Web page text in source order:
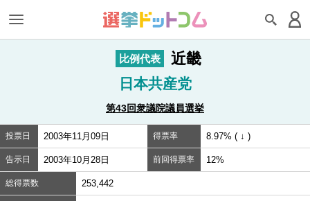
比例代表 近畿
日本共産党
第43回衆議院議員選挙
投票日 2003年11月09日 得票率 8.97% ( ↓ )
告示日 2003年10月28日 前回得票率 12%
総得票数 253,442